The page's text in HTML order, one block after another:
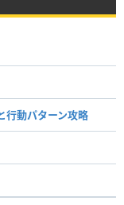
行動パターン攻略